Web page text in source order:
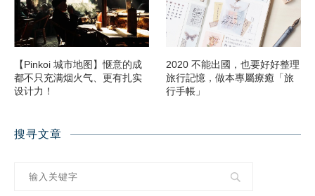
【Pinkoi 城市地图】惬意的成
都不只充满烟火气、更有扎实
设计力！
2020 不能出國，也要好好整理
旅行記憶，做本專屬療癒「旅
行手帳」
搜寻文章